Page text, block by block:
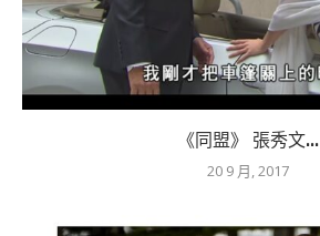
《同盟》 張秀文...
20 9 月, 2017